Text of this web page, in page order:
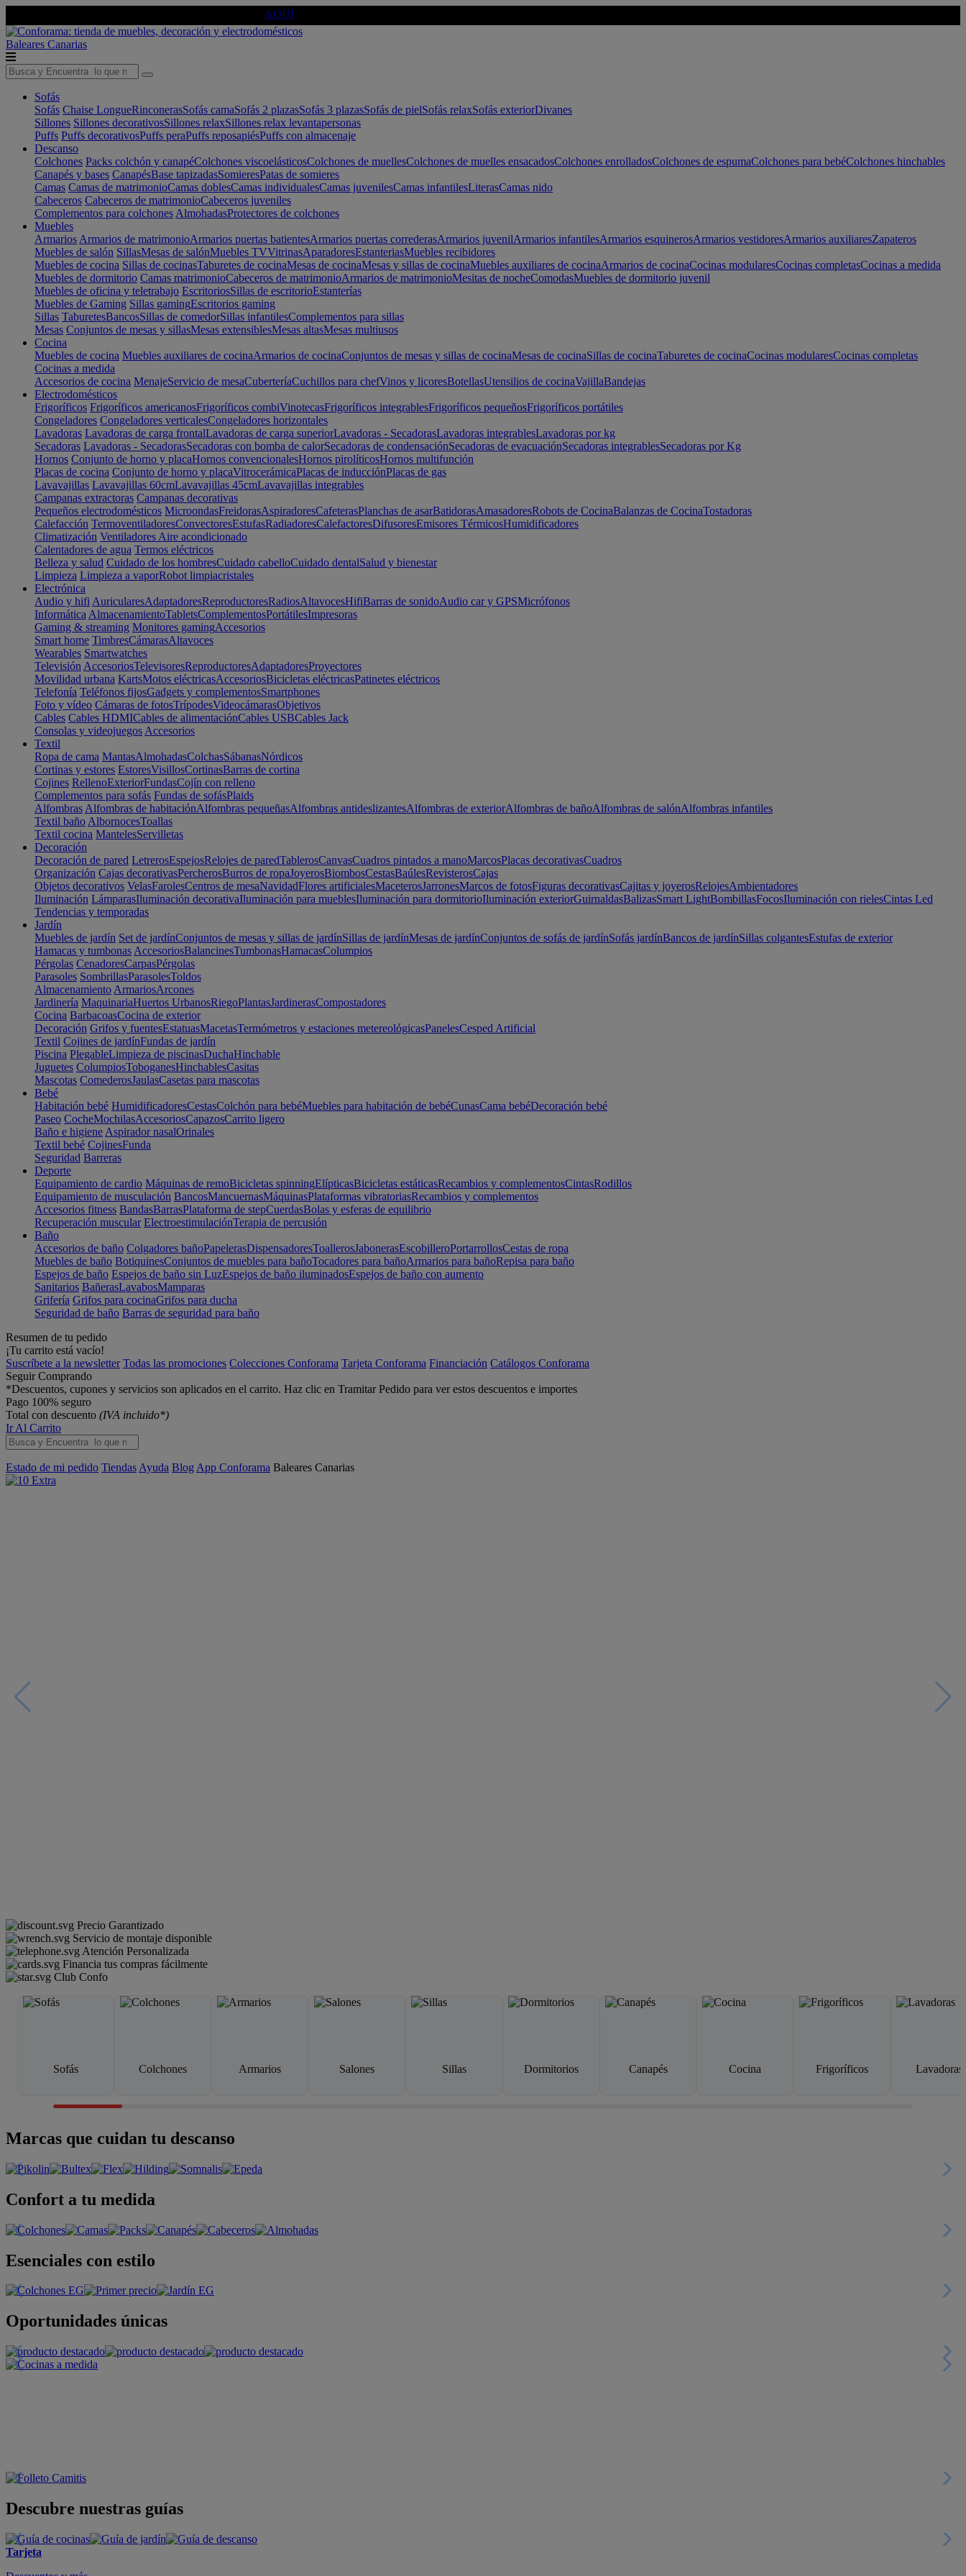
AQUÍ
Baleares Canarias
Sofás
Sofás Chaise LongueRinconerasSofás camaSofás 2 plazasSofás 3 plazasSofás de pielSofás relaxSofás exteriorDivanes
Sillones Sillones decorativosSillones relaxSillones relax levantapersonas
Puffs Puffs decorativosPuffs peraPuffs reposapiésPuffs con almacenaje
Descanso
Colchones Packs colchón y canapéColchones viscoelásticosColchones de muellesColchones de muelles ensacadosColchones enrolladosColchones de espumaColchones para bebéColchones hinchables
Canapés y bases CanapésBase tapizadasSomieresPatas de somieres
Camas Camas de matrimonioCamas doblesCamas individualesCamas juvenilesCamas infantilesLiterasCamas nido
Cabeceros Cabeceros de matrimonioCabeceros juveniles
Complementos para colchones AlmohadasProtectores de colchones
Muebles
Armarios Armarios de matrimonioArmarios puertas batientesArmarios puertas correderasArmarios juvenilArmarios infantilesArmarios esquinerosArmarios vestidoresArmarios auxiliaresZapateros
Muebles de salón SillasMesas de salónMuebles TVVitrinasAparadoresEstanteriasMuebles recibidores
Muebles de cocina Sillas de cocinasTaburetes de cocinaMesas de cocinaMesas y sillas de cocinaMuebles auxiliares de cocinaArmarios de cocinaCocinas modularesCocinas completasCocinas a medida
Muebles de dormitorio Camas matrimonioCabeceros de matrimonioArmarios de matrimonioMesitas de nocheComodasMuebles de dormitorio juvenil
Muebles de oficina y teletrabajo EscritoriosSillas de escritorioEstanterías
Muebles de Gaming Sillas gamingEscritorios gaming
Sillas TaburetesBancosSillas de comedorSillas infantilesComplementos para sillas
Mesas Conjuntos de mesas y sillasMesas extensiblesMesas altasMesas multiusos
Cocina
Muebles de cocina Muebles auxiliares de cocinaArmarios de cocinaConjuntos de mesas y sillas de cocinaMesas de cocinaSillas de cocinaTaburetes de cocinaCocinas modularesCocinas completas
Cocinas a medida
Accesorios de cocina MenajeServicio de mesaCuberteríaCuchillos para chefVinos y licoresBotellasUtensilios de cocinaVajillaBandejas
Electrodomésticos
Frigoríficos Frigoríficos americanosFrigoríficos combiVinotecasFrigoríficos integrablesFrigoríficos pequeñosFrigoríficos portátiles
Congeladores Congeladores verticalesCongeladores horizontales
Lavadoras Lavadoras de carga frontalLavadoras de carga superiorLavadoras - SecadorasLavadoras integrablesLavadoras por kg
Secadoras Lavadoras - SecadorasSecadoras con bomba de calorSecadoras de condensaciónSecadoras de evacuaciónSecadoras integrablesSecadoras por Kg
Hornos Conjunto de horno y placaHornos convencionalesHornos pirolíticosHornos multifunción
Placas de cocina Conjunto de horno y placaVitrocerámicaPlacas de inducciónPlacas de gas
Lavavajillas Lavavajillas 60cmLavavajillas 45cmLavavajillas integrables
Campanas extractoras Campanas decorativas
Pequeños electrodomésticos MicroondasFreidorasAspiradoresCafeterasPlanchas de asarBatidorasAmasadoresRobots de CocinaBalanzas de CocinaTostadoras
Calefacción TermoventiladoresConvectoresEstufasRadiadoresCalefactoresDifusoresEmisores TérmicosHumidificadores
Climatización Ventiladores Aire acondicionado
Calentadores de agua Termos eléctricos
Belleza y salud Cuidado de los hombresCuidado cabelloCuidado dentalSalud y bienestar
Limpieza Limpieza a vaporRobot limpiacristales
Electrónica
Audio y hifi AuricularesAdaptadoresReproductoresRadiosAltavocesHifiBarras de sonidoAudio car y GPSMicrófonos
Informática AlmacenamientoTabletsComplementosPortátilesImpresoras
Gaming & streaming Monitores gamingAccesorios
Smart home TimbresCámarasAltavoces
Wearables Smartwatches
Televisión AccesoriosTelevisoresReproductoresAdaptadoresProyectores
Movilidad urbana KartsMotos eléctricasAccesoriosBicicletas eléctricasPatinetes eléctricos
Telefonía Teléfonos fijosGadgets y complementosSmartphones
Foto y vídeo Cámaras de fotosTrípodesVideocámarasObjetivos
Cables Cables HDMICables de alimentaciónCables USBCables Jack
Consolas y videojuegos Accesorios
Textil
Ropa de cama MantasAlmohadasColchasSábanasNórdicos
Cortinas y estores EstoresVisillosCortinasBarras de cortina
Cojines RellenoExteriorFundasCojín con relleno
Complementos para sofás Fundas de sofásPlaids
Alfombras Alfombras de habitaciónAlfombras pequeñasAlfombras antideslizantesAlfombras de exteriorAlfombras de bañoAlfombras de salónAlfombras infantiles
Textil baño AlbornocesToallas
Textil cocina MantelesServilletas
Decoración
Decoración de pared LetrerosEspejosRelojes de paredTablerosCanvasCuadros pintados a manoMarcosPlacas decorativasCuadros
Organización Cajas decorativasPercherosBurros de ropaJoyerosBiombosCestasBaúlesRevisterosCajas
Objetos decorativos VelasFarolesCentros de mesaNavidadFlores artificialesMaceterosJarronesMarcos de fotosFiguras decorativasCajitas y joyerosRelojesAmbientadores
Iluminación LámparasIluminación decorativaIluminación para mueblesIluminación para dormitorioIluminación exteriorGuirnaldasBalizasSmart LightBombillasFocosIluminación con rielesCintas Led
Tendencias y temporadas
Jardín
Muebles de jardín Set de jardínConjuntos de mesas y sillas de jardínSillas de jardínMesas de jardínConjuntos de sofás de jardínSofás jardínBancos de jardínSillas colgantesEstufas de exterior
Hamacas y tumbonas AccesoriosBalancinesTumbonasHamacasColumpios
Pérgolas CenadoresCarpasPérgolas
Parasoles SombrillasParasolesToldos
Almacenamiento ArmariosArcones
Jardinería MaquinariaHuertos UrbanosRiegoPlantasJardinerasCompostadores
Cocina BarbacoasCocina de exterior
Decoración Grifos y fuentesEstatuasMacetasTermómetros y estaciones metereológicasPanelesCesped Artificial
Textil Cojines de jardínFundas de jardín
Piscina PlegableLimpieza de piscinasDuchaHinchable
Juguetes ColumpiosToboganesHinchablesCasitas
Mascotas ComederosJaulasCasetas para mascotas
Bebé
Habitación bebé HumidificadoresCestasColchón para bebéMuebles para habitación de bebéCunasCama bebéDecoración bebé
Paseo CocheMochilasAccesoriosCapazosCarrito ligero
Baño e higiene Aspirador nasalOrinales
Textil bebé CojinesFunda
Seguridad Barreras
Deporte
Equipamiento de cardio Máquinas de remoBicicletas spinningElípticasBicicletas estáticasRecambios y complementosCintasRodillos
Equipamiento de musculación BancosMancuernasMáquinasPlataformas vibratoriasRecambios y complementos
Accesorios fitness BandasBarrasPlataforma de stepCuerdasBolas y esferas de equilibrio
Recuperación muscular ElectroestimulaciónTerapia de percusión
Baño
Accesorios de baño Colgadores bañoPapelerasDispensadoresToallerosJabonerasEscobilleroPortarrollosCestas de ropa
Muebles de baño BotiquinesConjuntos de muebles para bañoTocadores para bañoArmarios para bañoRepisa para baño
Espejos de baño Espejos de baño sin LuzEspejos de baño iluminadosEspejos de baño con aumento
Sanitarios BañerasLavabosMamparas
Grifería Grifos para cocinaGrifos para ducha
Seguridad de baño Barras de seguridad para baño
Resumen de tu pedido
¡Tu carrito está vacío!
Suscríbete a la newsletter Todas las promociones Colecciones Conforama Tarjeta Conforama Financiación Catálogos Conforama
Seguir Comprando
*Descuentos, cupones y servicios son aplicados en el carrito. Haz clic en Tramitar Pedido para ver estos descuentos e importes
Pago 100% seguro
Total con descuento (IVA incluido*)
Ir Al Carrito
Estado de mi pedido Tiendas Ayuda Blog App Conforama Baleares Canarias
Precio Garantizado
Servicio de montaje disponible
Atención Personalizada
Financia tus compras fácilmente
Club Confo
Sofás Colchones Armarios Salones Sillas Dormitorios Canapés Cocina Frigoríficos Lavadoras
Marcas que cuidan tu descanso
Confort a tu medida
Esenciales con estilo
Oportunidades únicas
Descubre nuestras guías
Tarjeta